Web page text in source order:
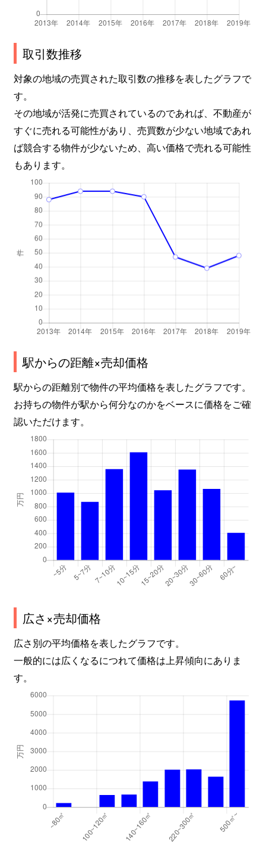
取引数推移
対象の地域の売買された取引数の推移を表したグラフで
す。
その地域が活発に売買されているのであれば、不動産が
すぐに売れる可能性があり、売買数が少ない地域であれ
ば競合する物件が少ないため、高い価格で売れる可能性
もあります。
駅からの距離×売却価格
駅からの距離別で物件の平均価格を表したグラフです。
お持ちの物件が駅から何分なのかをベースに価格をご確
認いただけます。
広さ×売却価格
広さ別の平均価格を表したグラフです。
一般的には広くなるにつれて価格は上昇傾向にありま
す。